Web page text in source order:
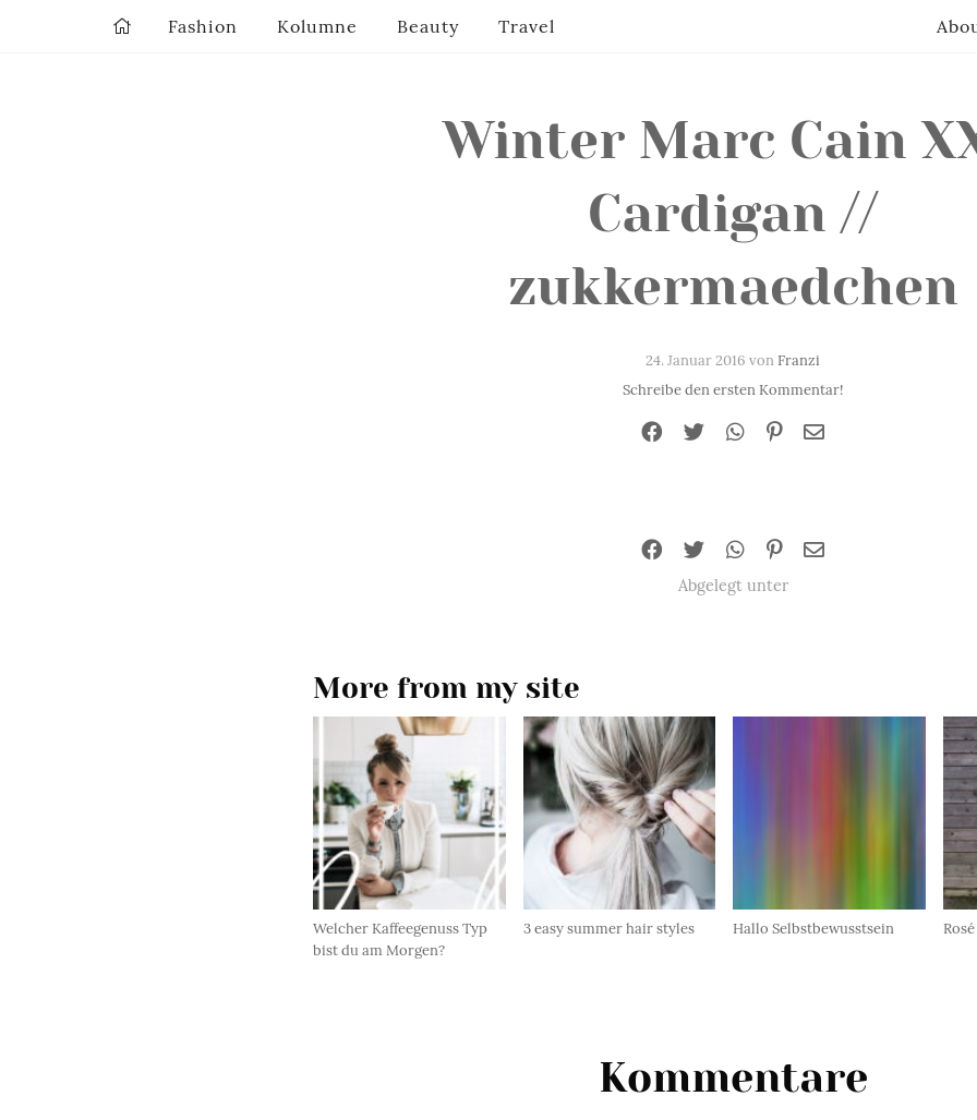
Winter Marc Cain
Cardigan //
zukkermaedchen
24. Januar 2016 vonFranzi
Schreibe den ersten Kommentar!
Abgelegt unter
More from my site
Welcher Kaffeegenuss Typ
bist du am Morgen?
3 easy summer hair styles Hallo Selbstbewusstsein
Kommentare
Fashion Kolumne Beauty Travel